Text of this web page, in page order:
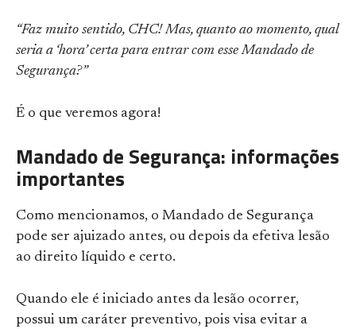
“Faz muito sentido, CHC! Mas, quanto ao momento, qual
seria a ‘hora’ certa para entrar com esse Mandado de
Segurança?”
É o que veremos agora!
Mandado de Segurança: informações
importantes
Como mencionamos, o Mandado de Segurança
pode ser ajuizado antes, ou depois da efetiva lesão
ao direito líquido e certo.
Quando ele é iniciado antes da lesão ocorrer,
possui um caráter preventivo, pois visa evitar a